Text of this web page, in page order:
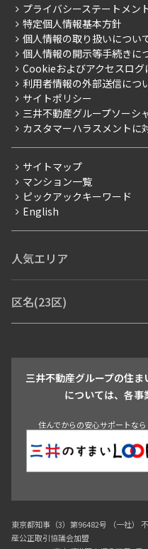
こだわりから探す
こだわり一覧
プレミアムマンション
新築
当社限定（港区・渋谷区）
当社限定（港区・渋谷区
三井不動産企画
賃料改定
フリーレント
ペット可
ブランドマンション
ご入居・提携サービス
お部屋探しからご契約まで
よくあるご質問
社宅紹介
【仲介会社様向け】当社仲
会社情報
事業案内
採用情報
ニュースリリース
お問い合わせ
プライバシーステートメン
特定個人情報基本方針
個人情報の取り扱いについ
個人情報の開示等手続きに
Cookieおよびアクセスログ
利用者情報の外部送信につ
サイトポリシー
三井不動産グループソーシ
カスタマーハラスメントに
サイトマップ
マンション一覧
ピックアックキーワード
English
人気エリア
青山・表参道・原宿
新宿・代々木
目白・高田馬場
駒沢・用賀・二子玉川
成城・
戸越・大井・蒲田
神田・御茶ノ水・秋葉原
初台
区名(23区)
豊島区
杉並区 板橋区 北区
江戸川区
三井不動産グループの住
住んでからの安心サポートなら